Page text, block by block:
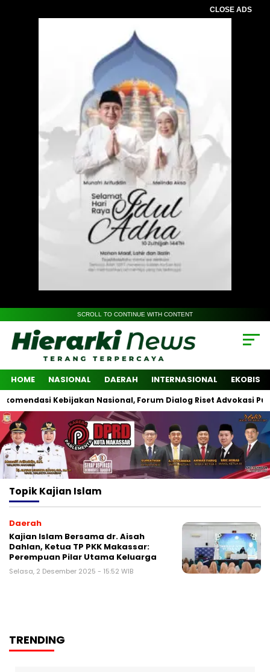
CLOSE ADS
SCROLL TO CONTINUE WITH CONTENT
HOME NASIONAL DAERAH INTERNASIONAL EKOBIS
Kebijakan Nasional, Forum Dialog Riset Advokasi
TopikKajian Islam
Daerah
Kajian Islam Bersama dr. Aisah
Dahlan, Ketua TP PKK Makassar:
Perempuan Pilar Utama Keluarga
Selasa, 2 Desember 2025 - 15:52 WIB
TRENDING